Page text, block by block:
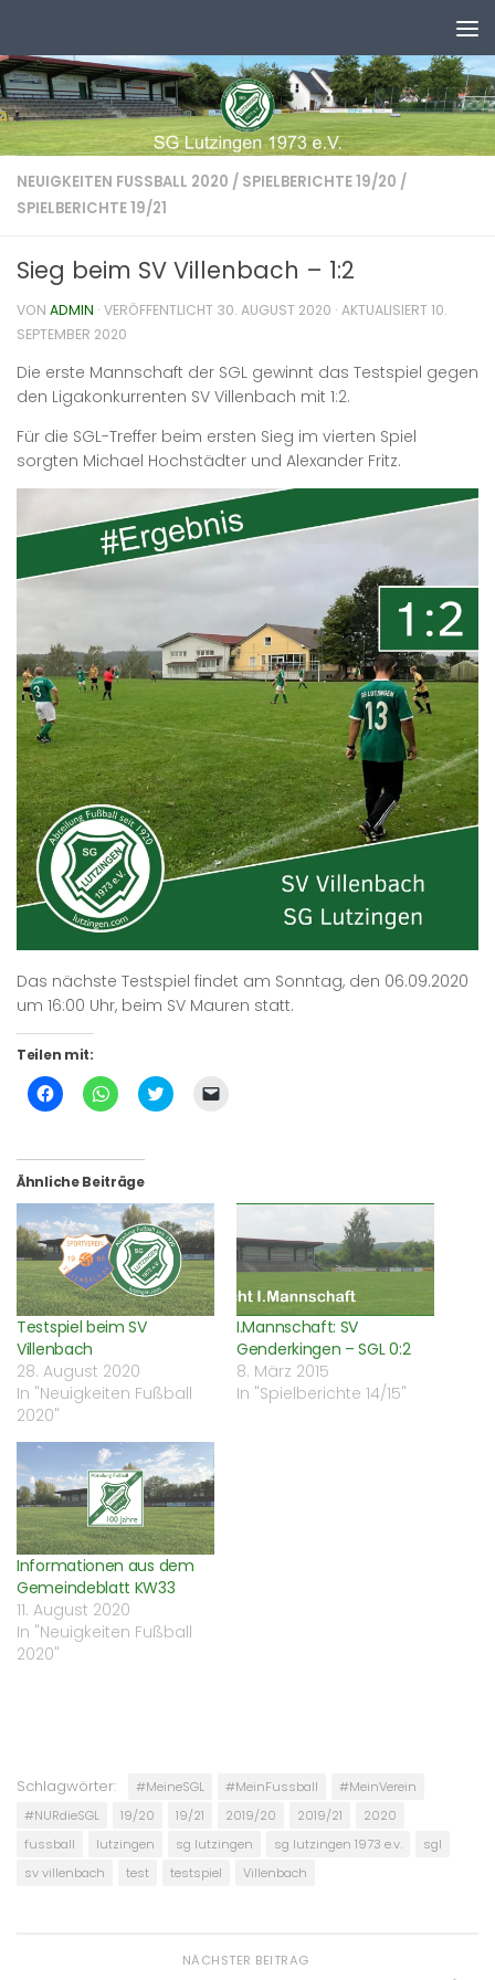
NEUIGKEITEN FUSSBALL 2020 / SPIELBERICHTE 19/20 /
SPIELBERICHTE 19/21
Sieg beim SV Villenbach – 1:2
VON ADMIN · VERÖFFENTLICHT 30. AUGUST 2020 · AKTUALISIERT10.
SEPTEMBER 2020
Die erste Mannschaft der SGL gewinnt das Testspiel gegen
den Ligakonkurrenten SV Villenbach mit 1:2.
Für die SGL-Treffer beim ersten Sieg im vierten Spiel
sorgten Michael Hochstädter und Alexander Fritz.
Das nächste Testspiel findet am Sonntag, den 06.09.2020
um 16:00 Uhr, beim SV Mauren statt.
Teilen mit:
Klick,
um
teilen
(Wird
in
neuem
Fenster
geöffnet)
Klicken,
um
teilen
(Wird
in
neuem
Fenster
geöffnet)
Klick,
um
neuem
Fenster
geöffnet)
Mail
senden
(Wird
neuem
Fenster
geöffnet)
Ähnliche Beiträge
Testspiel beim SV
Villenbach
28. August 2020
In "Neuigkeiten Fußball
2020"
I.Mannschaft: SV
Genderkingen – SGL 0:2
8. März 2015
In "Spielberichte 14/15"
Informationen aus dem
Gemeindeblatt KW33
11. August 2020
In "Neuigkeiten Fußball
2020"
Schlagwörter: #MeineSGL #MeinFussball
#MeinVerein
#NURdieSGL
19/20 19/21 2019/20 2019/21
2020
fussball
lutzingen sg lutzingen sg lutzingen 1973 e.v.
sgl
sv villenbach
test testspiel Villenbach
NÄCHSTER BEITRAG